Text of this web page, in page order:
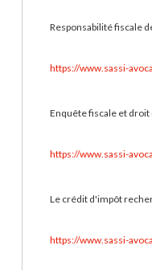
Responsabilité fiscale
https://www.sassi-
Enquête fiscale et droit
https://www.sassi-
Le crédit d'impôt
https://www.sassi-